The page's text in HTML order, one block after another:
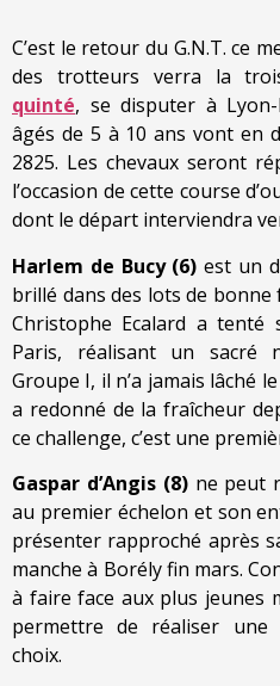
C’est le retour du G.N.T. ce
des trotteurs verra la
quinté, se disputer à
âgés de 5 à 10 ans vont en
2825. Les chevaux seront
l’occasion de cette course
dont le départ interviendra
Harlem de Bucy (6)est un
brillé dans des lots de
Christophe Ecalard a tenté
Paris, réalisant un sacré
Groupe I, il n’a jamais lâché
a redonné de la fraîcheur
ce challenge, c’est une
Gaspar d’Angis (8) ne peut
au premier échelon et son
présenter rapproché après
manche à Borély fin mars.
à faire face aux plus jeunes
permettre de réaliser une
choix.